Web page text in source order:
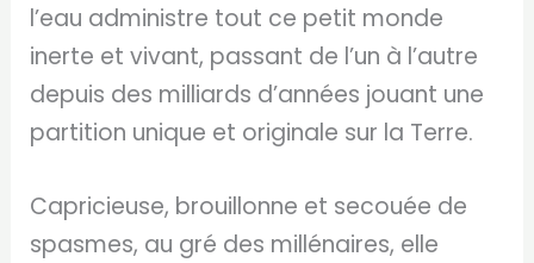
l’eau administre tout ce petit monde
inerte et vivant, passant de l’un à l’autre
depuis des milliards d’années jouant une
partition unique et originale sur la Terre.
Capricieuse, brouillonne et secouée de
spasmes, au gré des millénaires, elle